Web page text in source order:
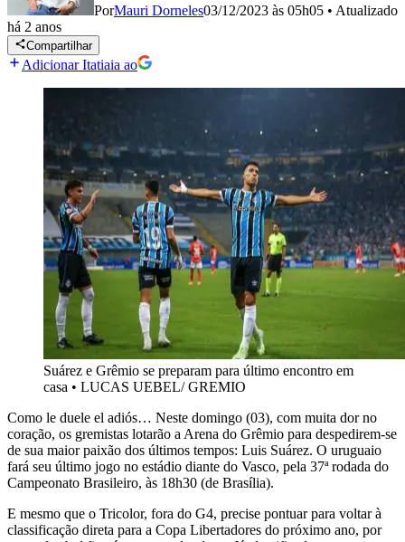
PorMauri Dorneles03/12/2023 às 05h05 • Atualizado
há 2 anos
Compartilhar
Adicionar Itatiaia ao
Suárez e Grêmio se preparam para último encontro em
casa • LUCAS UEBEL/ GREMIO
Como le duele el adiós… Neste domingo (03), com muita dor no
coração, os gremistas lotarão a Arena do Grêmio para despedirem-se
de sua maior paixão dos últimos tempos: Luis Suárez. O uruguaio
fará seu último jogo no estádio diante do Vasco, pela 37ª rodada do
Campeonato Brasileiro, às 18h30 (de Brasília).
E mesmo que o Tricolor, fora do G4, precise pontuar para voltar à
classificação direta para a Copa Libertadores do próximo ano, por